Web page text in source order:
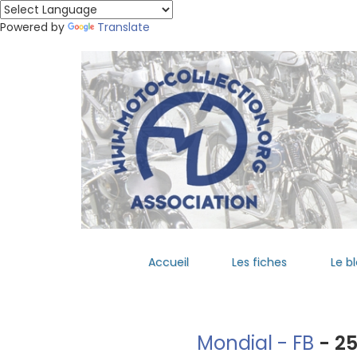
Powered by Translate
Accueil Les fiches Le
Mondial - FB -